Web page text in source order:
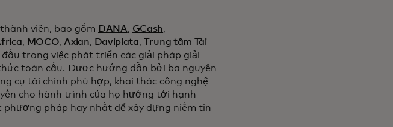
viên, bao gồm DANA, GCash,
, MOCO, Axian, Daviplata, Trung tâm Tài
trong việc phát triển các giải pháp giải
toàn cầu. Được hướng dẫn bởi ba nguyên
cụ tài chính phù hợp, khai thác công nghệ
cho hành trình của họ hướng tới hạnh
phương pháp hay nhất để xây dựng niềm tin